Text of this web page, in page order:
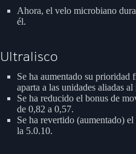
Ahora, el velo microbiano
él.
Ultralisco
Se ha aumentado su prioridad
aparta a las unidades aliadas al
Se ha reducido el bonus de
de 0,82 a 0,57.
Se ha revertido (aumentado)
la 5.0.10.